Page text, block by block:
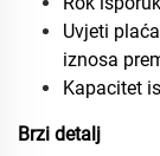
Uvjeti
iznosa
Kapacitet
Brzi detalj